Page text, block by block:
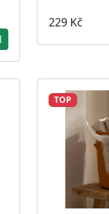
229 Kč
TOP